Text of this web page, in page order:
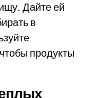
Дайте ей
в
продукты